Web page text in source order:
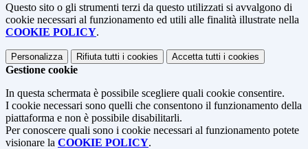
Questo sito o gli strumenti terzi da questo utilizzati si avvalgono di
cookie necessari al funzionamento ed utili alle finalità illustrate nella
COOKIE POLICY.
Personalizza Rifiuta tutti i cookies Accetta tutti i cookies
Gestione cookie
In questa schermata è possibile scegliere quali cookie consentire.
I cookie necessari sono quelli che consentono il funzionamento della
piattaforma e non è possibile disabilitarli.
Per conoscere quali sono i cookie necessari al funzionamento potete
visionare la COOKIE POLICY.